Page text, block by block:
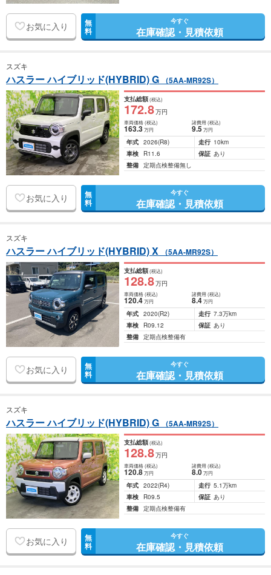
お気に入り 無
料
今すぐ
在庫確認・見積依頼
スズキ
ハスラー ハイブリッド(HYBRID) G （5AA-MR92S）
支払総額(税込)
172.8万円
車両価格(税込)
163.3万円
諸費用 (税込)
9.5 万円
年式 2026(R8) 走行 10km
車検
R11.6 保証 あり
整備 定期点検整備無し
お気に入り 無
料
今すぐ
在庫確認・見積依頼
スズキ
ハスラー ハイブリッド(HYBRID) X （5AA-MR92S）
支払総額(税込)
128.8万円
車両価格(税込)
120.4万円
諸費用 (税込)
8.4 万円
年式 2020(R2) 走行 7.3万km
車検
R09.12 保証 あり
整備 定期点検整備有
お気に入り 無
料
今すぐ
在庫確認・見積依頼
スズキ
ハスラー ハイブリッド(HYBRID) G （5AA-MR92S）
支払総額(税込)
128.8万円
車両価格(税込)
120.8万円
諸費用 (税込)
8.0 万円
年式 2022(R4) 走行 5.1万km
車検
R09.5 保証 あり
整備 定期点検整備有
お気に入り 無
料
今すぐ
在庫確認・見積依頼